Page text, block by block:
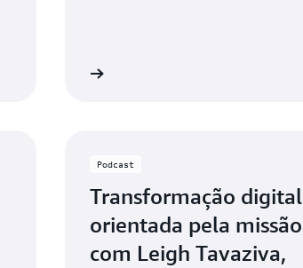
Podcast
Transformação digital
orientada pela missão
com Leigh Tavaziva,